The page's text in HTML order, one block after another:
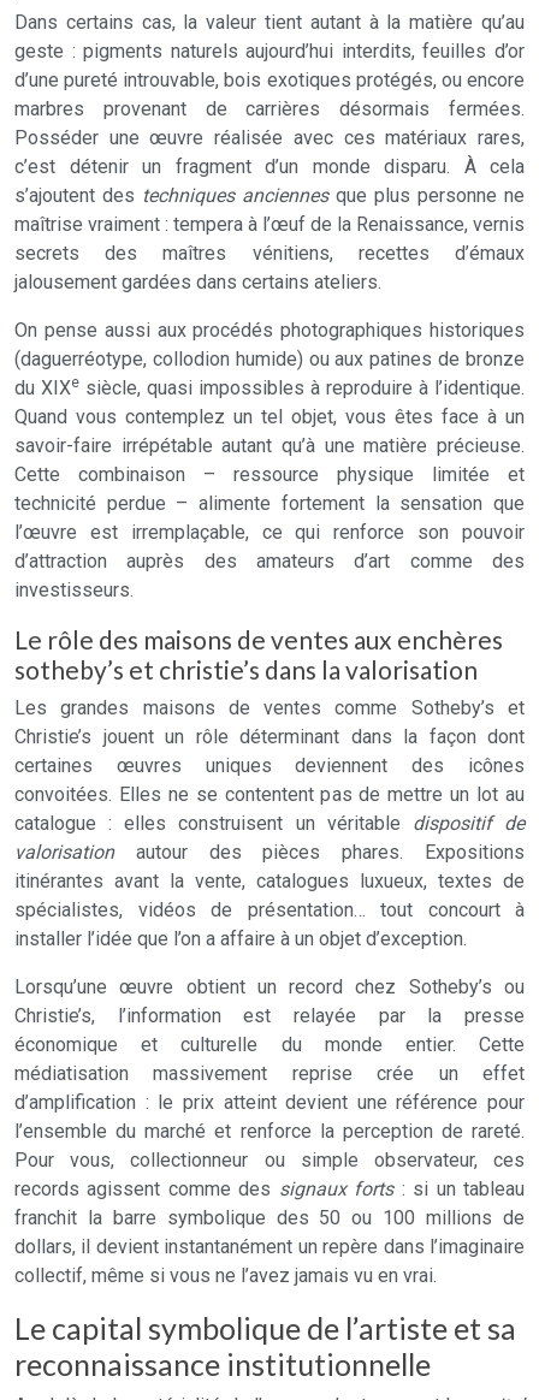
Dans certains cas, la valeur tient autant à la matière qu’au
geste : pigments naturels aujourd’hui interdits, feuilles d’or
d’une pureté introuvable, bois exotiques protégés, ou encore
marbres provenant de carrières désormais fermées.
Posséder une œuvre réalisée avec ces matériaux rares,
c’est détenir un fragment d’un monde disparu. À cela
s’ajoutent des techniques anciennesque plus personne ne
maîtrise vraiment : tempera à l’œuf de la Renaissance, vernis
secrets des maîtres vénitiens, recettes d’émaux
jalousement gardées dans certains ateliers.
On pense aussi aux procédés photographiques historiques
(daguerréotype, collodion humide) ou aux patines de bronze
du XIXe siècle, quasi impossibles à reproduire à l’identique.
Quand vous contemplez un tel objet, vous êtes face à un
savoir-faire irrépétable autant qu’à une matière précieuse.
Cette combinaison – ressource physique limitée et
technicité perdue – alimente fortement la sensation que
l’œuvre est irremplaçable, ce qui renforce son pouvoir
d’attraction auprès des amateurs d’art comme des
investisseurs.
Le rôle des maisons de ventes aux enchères
sotheby’s et christie’s dans la valorisation
Les grandes maisons de ventes comme Sotheby’s et
Christie’s jouent un rôle déterminant dans la façon dont
certaines œuvres uniques deviennent des icônes
convoitées. Elles ne se contentent pas de mettre un lot au
catalogue : elles construisent un véritable dispositif de
valorisationautour des pièces phares. Expositions
itinérantes avant la vente, catalogues luxueux, textes de
spécialistes, vidéos de présentation… tout concourt à
installer l’idée que l’on a affaire à un objet d’exception.
Lorsqu’une œuvre obtient un record chez Sotheby’s ou
Christie’s, l’information est relayée par la presse
économique et culturelle du monde entier. Cette
médiatisation massivement reprise crée un effet
d’amplification : le prix atteint devient une référence pour
l’ensemble du marché et renforce la perception de rareté.
Pour vous, collectionneur ou simple observateur, ces
records agissent comme des signaux forts: si un tableau
franchit la barre symbolique des 50 ou 100 millions de
dollars, il devient instantanément un repère dans l’imaginaire
collectif, même si vous ne l’avez jamais vu en vrai.
Le capital symbolique de l’artiste et sa
reconnaissance institutionnelle